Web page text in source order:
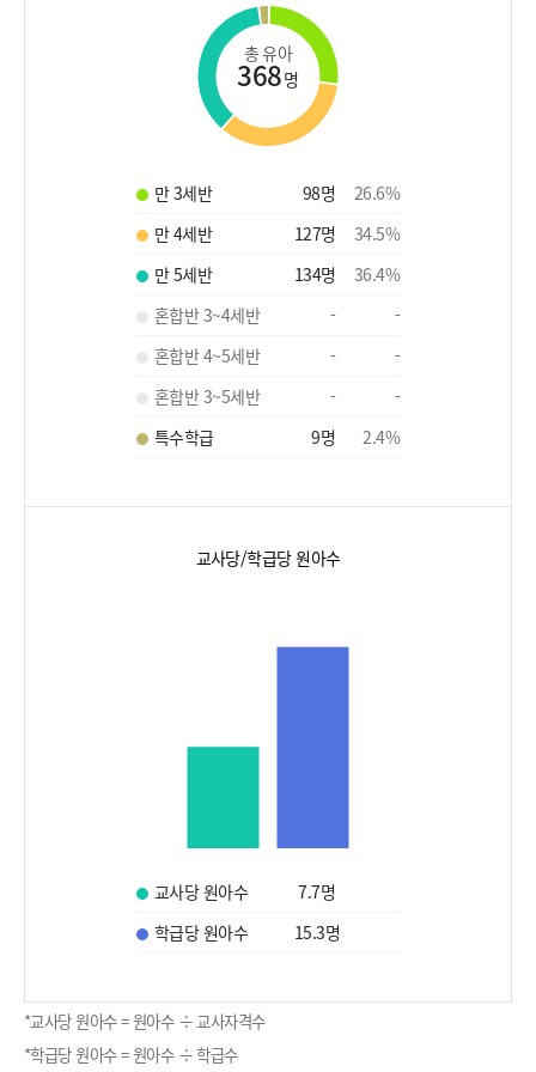
총 유아
368명
만 3세반 98명 26.6%
만 4세반
127명 34.5%
만 5세반
134명 36.4%
혼합반 3~4세반
-
-
혼합반 4~5세반
-
-
혼합반 3~5세반
-
-
특수학급
9명 2.4%
교사당/학급당 원아수
교사당 원아수 7.7명
학급당 원아수
15.3명
*교사당 원아수 = 원아수 ÷ 교사자격수
*학급당 원아수 = 원아수 ÷ 학급수